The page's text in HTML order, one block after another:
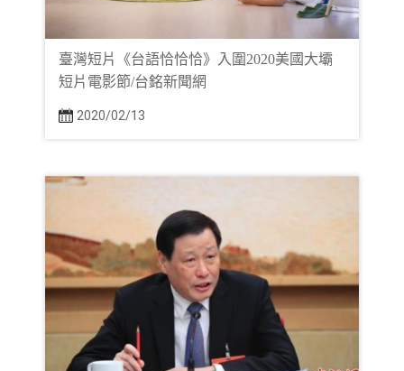
臺灣短片《台語恰恰恰》入圍2020美國大壩
短片電影節/台銘新聞網
2020/02/13